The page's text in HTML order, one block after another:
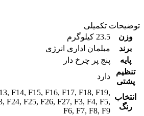
توضیحات تکمیلی
وزن
23.5 کیلوگرم
برند
مبلمان اداری انرژی
پایه
پنج پر چرخ دار
تنظیم
پشتی
دارد
انتخاب
رنگ
, F14, F15, F16, F17, F18, F19,
, F24, F25, F26, F27, F3, F4, F5,
F6, F7, F8, F9